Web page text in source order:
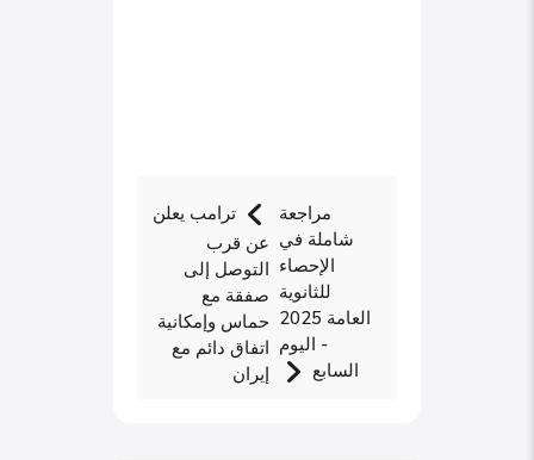
ترامب يعلن
عن قرب
التوصل إلى
صفقة مع
حماس وإمكانية
اتفاق دائم مع
إيران
مراجعة
شاملة في
الإحصاء
للثانوية
العامة 2025
- اليوم
السابع